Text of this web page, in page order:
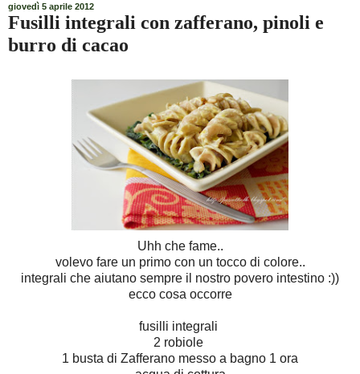
giovedì 5 aprile 2012
Fusilli integrali con zafferano, pinoli e
burro di cacao
Uhh che fame..
volevo fare un primo con un tocco di colore..
integrali che aiutano sempre il nostro povero intestino :))
ecco cosa occorre
fusilli integrali
2 robiole
1 busta di Zafferano messo a bagno 1 ora